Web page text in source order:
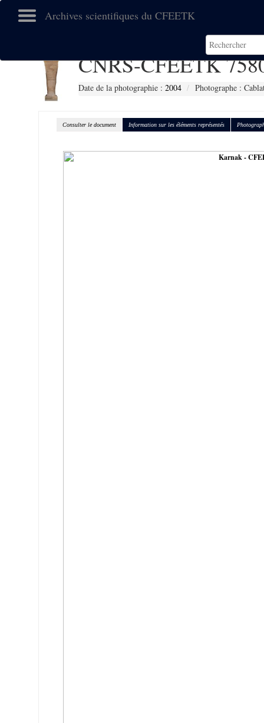
Archives scientifiques du CFEETK
CNRS-CFEETK
Date de la photographie : 2004 Photographe :
Consulter le document Information sur les éléments représentés